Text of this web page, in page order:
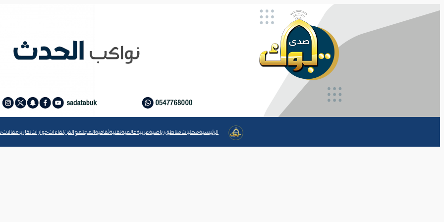
تخطى
الرئيسيةمحلياتمناطقرياضيةعربيةعالميةتقنيةثقافيةالمجتمعالفنلقاءاتحواراتتقاريرمقالات